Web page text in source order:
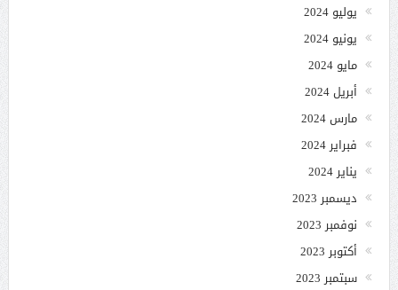
يوليو 2024
يونيو 2024
مايو 2024
أبريل 2024
مارس 2024
فبراير 2024
يناير 2024
ديسمبر 2023
نوفمبر 2023
أكتوبر 2023
سبتمبر 2023